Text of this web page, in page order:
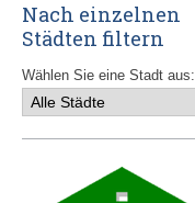
Nach einzelnen
Städten filtern
Wählen Sie eine Stadt aus: